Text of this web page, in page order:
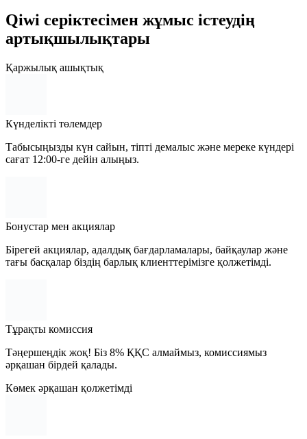
Qiwi серіктесімен жұмыс істеудің
артықшылықтары
Қаржылық ашықтық
Күнделікті төлемдер
Табысыңызды күн сайын, тіпті демалыс және мереке күндері
сағат 12:00-ге дейін алыңыз.
Бонустар мен акциялар
Бірегей акциялар, адалдық бағдарламалары, байқаулар және
тағы басқалар біздің барлық клиенттерімізге қолжетімді.
Тұрақты комиссия
Тәңершеңдік жоқ! Біз 8% ҚҚС алмаймыз, комиссиямыз
әрқашан бірдей қалады.
Көмек әрқашан қолжетімді